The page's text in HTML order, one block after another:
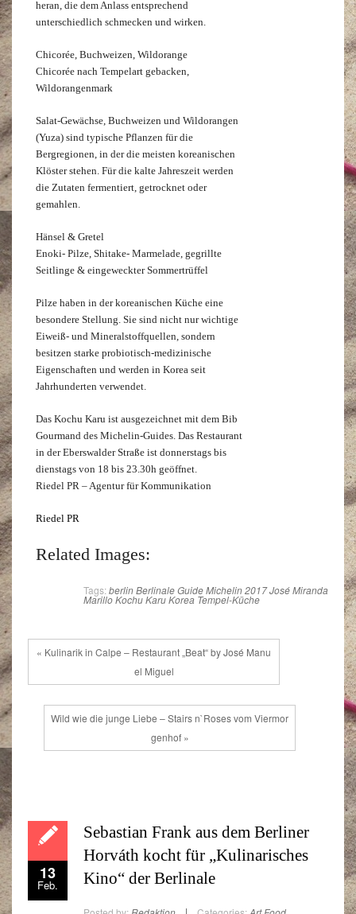
heran, die dem Anlass entsprechend
unterschiedlich schmecken und wirken.
Chicorée, Buchweizen, Wildorange
Chicorée nach Tempelart gebacken,
Wildorangenmark
Salat-Gewächse, Buchweizen und Wildorangen
(Yuza) sind typische Pflanzen für die
Bergregionen, in der die meisten koreanischen
Klöster stehen. Für die kalte Jahreszeit werden
die Zutaten fermentiert, getrocknet oder
gemahlen.
Hänsel & Gretel
Enoki- Pilze, Shitake- Marmelade, gegrillte
Seitlinge & eingeweckter Sommertrüffel
Pilze haben in der koreanischen Küche eine
besondere Stellung. Sie sind nicht nur wichtige
Eiweiß- und Mineralstoffquellen, sondern
besitzen starke probiotisch-medizinische
Eigenschaften und werden in Korea seit
Jahrhunderten verwendet.
Das Kochu Karu ist ausgezeichnet mit dem Bib
Gourmand des Michelin-Guides. Das Restaurant
in der Eberswalder Straße ist donnerstags bis
dienstags von 18 bis 23.30h geöffnet.
Riedel PR – Agentur für Kommunikation
Riedel PR
Related Images:
Tags: berlinBerlinaleGuide Michelin 2017José Miranda
MarilloKochu KaruKorea Tempel-Küche
« Kulinarik in Calpe – Restaurant „Beat“ by José Manu
el Miguel
Wild wie die junge Liebe – Stairs n`Roses vom Viermor
genhof »
13
Feb.
Sebastian Frank aus dem Berliner
Horváth kocht für „Kulinarisches
Kino“ der Berlinale